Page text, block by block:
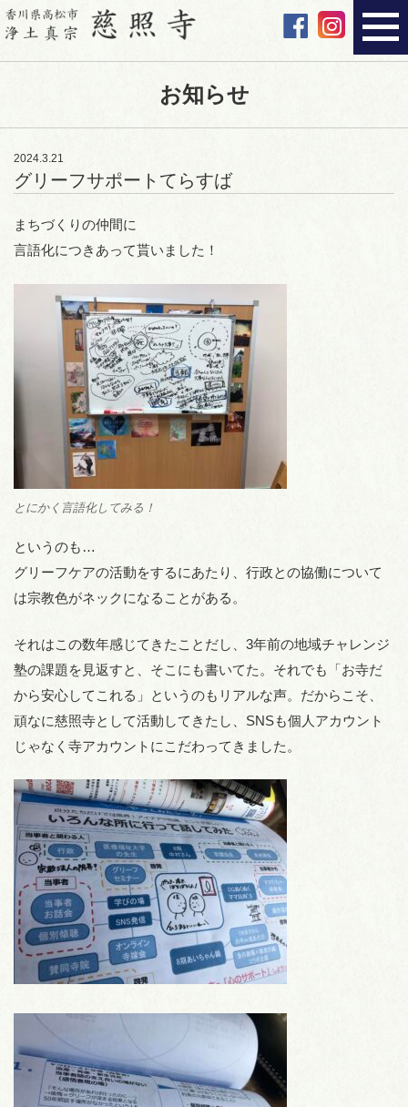
お知らせ
2024.3.21
グリーフサポートてらすば
まちづくりの仲間に
言語化につきあって貰いました！
とにかく言語化してみる！
というのも…
グリーフケアの活動をするにあたり、行政との協働について
は宗教色がネックになることがある。
それはこの数年感じてきたことだし、3年前の地域チャレンジ
塾の課題を見返すと、そこにも書いてた。それでも「お寺だ
から安心してこれる」というのもリアルな声。だからこそ、
頑なに慈照寺として活動してきたし、SNSも個人アカウント
じゃなく寺アカウントにこだわってきました。